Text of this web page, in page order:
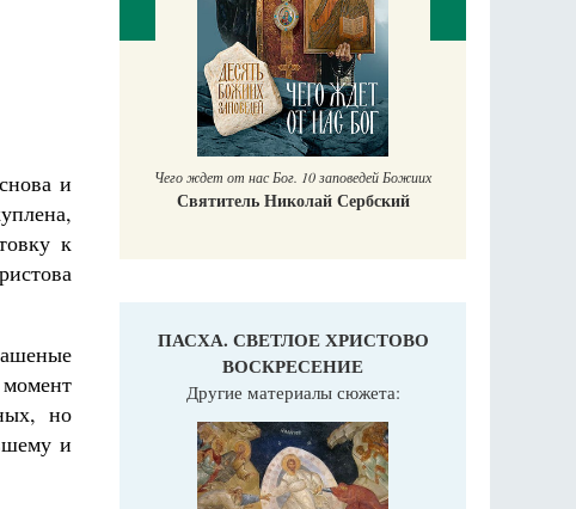
и
к
но
и
Чего ждет от нас Бог. 10 заповедей Божиих
Святитель Николай Сербский
ПАСХА. СВЕТЛОЕ ХРИСТОВО
ВОСКРЕСЕНИЕ
Другие материалы сюжета: